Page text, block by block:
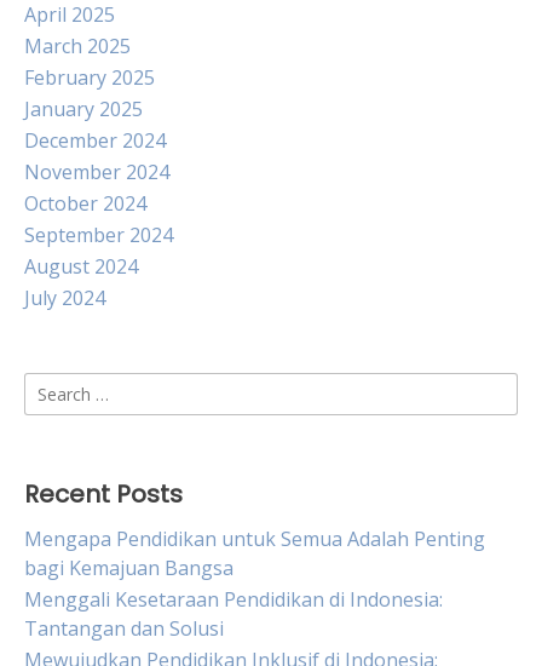
April 2025
March 2025
February 2025
January 2025
December 2024
November 2024
October 2024
September 2024
August 2024
July 2024
Search
for:
Recent Posts
Mengapa Pendidikan untuk Semua Adalah Penting
bagi Kemajuan Bangsa
Menggali Kesetaraan Pendidikan di Indonesia:
Tantangan dan Solusi
Mewujudkan Pendidikan Inklusif di Indonesia: